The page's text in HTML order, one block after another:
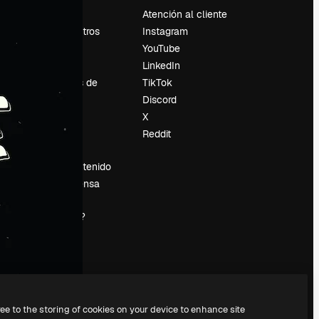
Sobre nosotros
Tendencias de
Eventos
Vender contenido
Sala de prensa
magnific.ai?
Atención al cliente
Instagram
YouTube
LinkedIn
TikTok
Discord
X
Reddit
to the storing of cookies on your device to enhance site